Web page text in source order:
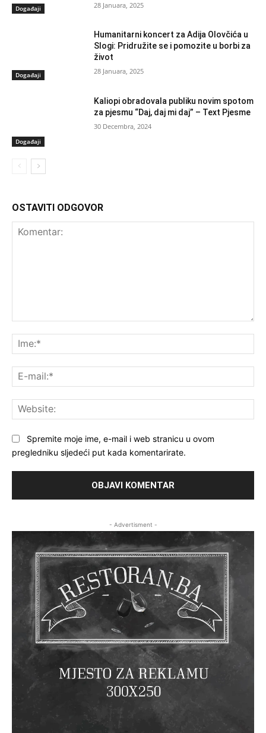
Događaji 28 Januara, 2025
Događaji
Humanitarni koncert za Adija Olovčića u
Slogi: Pridružite se i pomozite u borbi za
život
28 Januara, 2025
Događaji
Kaliopi obradovala publiku novim spotom
za pjesmu “Daj, daj mi daj” – Text Pjesme
30 Decembra, 2024
OSTAVITI ODGOVOR
Spremite moje ime, e-mail i web stranicu u ovom
pregledniku sljedeći put kada komentarirate.
- Advertisment -